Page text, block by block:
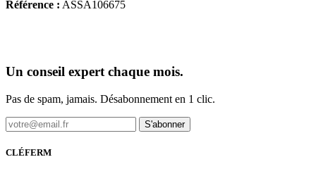
Référence : ASSA106675
Un conseil expert chaque mois.
Pas de spam, jamais. Désabonnement en 1 clic.
S'abonner
CLÉFERM